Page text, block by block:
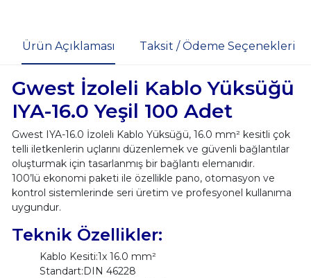
Ürün Açıklaması Taksit / Ödeme Seçenekleri
Gwest İzoleli Kablo Yüksüğü
IYA-16.0 Yeşil 100 Adet
Gwest IYA-16.0 İzoleli Kablo Yüksüğü, 16.0 mm² kesitli çok
telli iletkenlerin uçlarını düzenlemek ve güvenli bağlantılar
oluşturmak için tasarlanmış bir bağlantı elemanıdır.
100’lü ekonomi paketi ile özellikle pano, otomasyon ve
kontrol sistemlerinde seri üretim ve profesyonel kullanıma
uygundur.
Teknik Özellikler:
Kablo Kesiti:1x 16.0 mm²
Standart:DIN 46228